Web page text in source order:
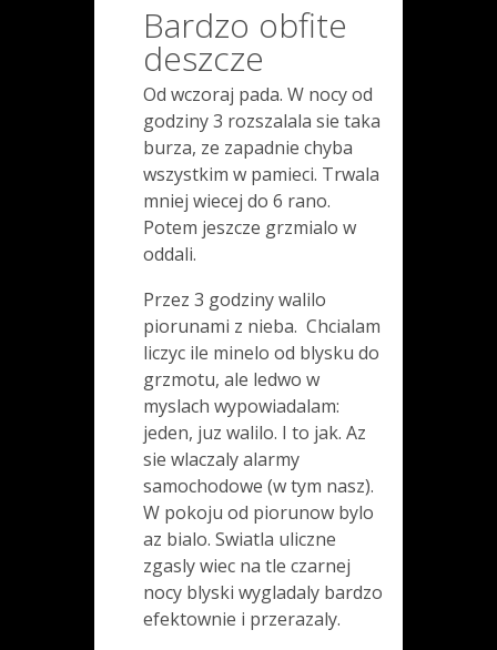
Bardzo obfite
deszcze
Od wczoraj pada. W nocy od
godziny 3 rozszalala sie taka
burza, ze zapadnie chyba
wszystkim w pamieci. Trwala
mniej wiecej do 6 rano.
Potem jeszcze grzmialo w
oddali.
Przez 3 godziny walilo
piorunami z nieba. Chcialam
liczyc ile minelo od blysku do
grzmotu, ale ledwo w
myslach wypowiadalam:
jeden, juz walilo. I to jak. Az
sie wlaczaly alarmy
samochodowe (w tym nasz).
W pokoju od piorunow bylo
az bialo. Swiatla uliczne
zgasly wiec na tle czarnej
nocy blyski wygladaly bardzo
efektownie i przerazaly.